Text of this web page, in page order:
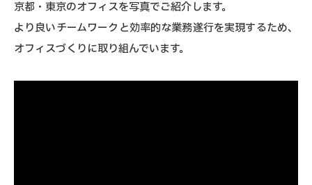
京都・東京のオフィスを写真でご紹介します。
より良いチームワークと効率的な業務遂行を実現するため、
オフィスづくりに取り組んでいます。